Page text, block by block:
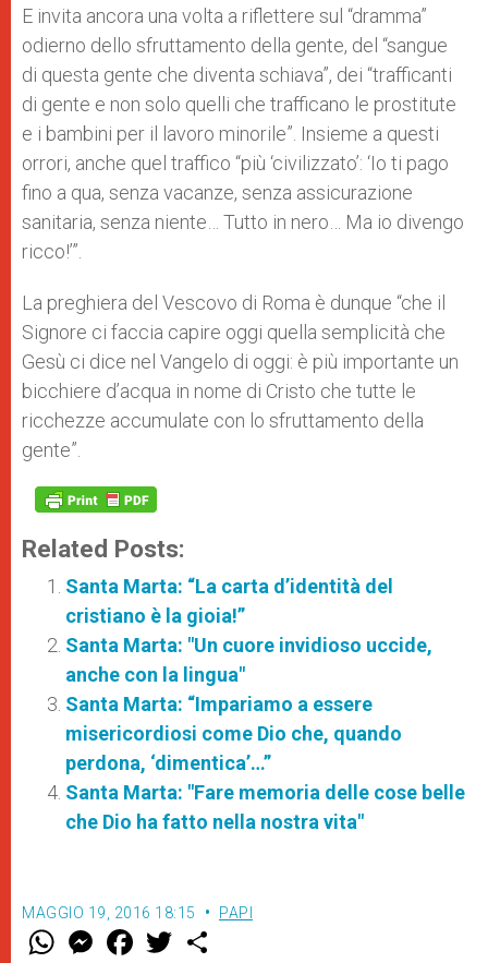
E invita ancora una volta a riflettere sul “dramma”
odierno dello sfruttamento della gente, del “sangue
di questa gente che diventa schiava”, dei “trafficanti
di gente e non solo quelli che trafficano le prostitute
e i bambini per il lavoro minorile”. Insieme a questi
orrori, anche quel traffico “più ‘civilizzato’: ‘Io ti pago
fino a qua, senza vacanze, senza assicurazione
sanitaria, senza niente… Tutto in nero… Ma io divengo
ricco!’”.
La preghiera del Vescovo di Roma è dunque “che il
Signore ci faccia capire oggi quella semplicità che
Gesù ci dice nel Vangelo di oggi: è più importante un
bicchiere d’acqua in nome di Cristo che tutte le
ricchezze accumulate con lo sfruttamento della
gente”.
Related Posts:
Santa Marta: “La carta d’identità del
cristiano è la gioia!”
Santa Marta: "Un cuore invidioso uccide,
anche con la lingua"
Santa Marta: “Impariamo a essere
misericordiosi come Dio che, quando
perdona, ‘dimentica’…”
Santa Marta: "Fare memoria delle cose belle
che Dio ha fatto nella nostra vita"
MAGGIO 19, 2016 18:15 PAPI
W M
e
F
a w